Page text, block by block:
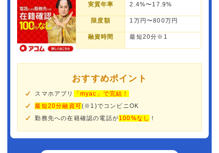
実質年率 2.4%〜17.9%
限度額 1万円〜800万円
融資時間 最短20分※1
おすすめポイント
スマホアプリ
「myac」で完結！
最短20分融資可(※1)でコンビニOK
勤務先への在籍確認の電話が100%なし ！